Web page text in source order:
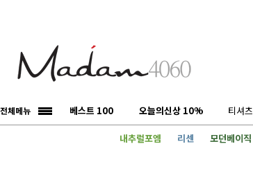
전체메뉴 베스트 100 오늘의신상 10% 티셔츠
내추럴포엠 리센 모던베이직